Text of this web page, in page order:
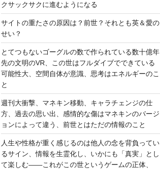
クサックサクに進むようになる
サイトの重たさの原因は？前世？それとも英＆愛の
せい？
とてつもないゴーグルの数で作られている数十億年
先の文明のVR、この世はフルダイブでできている
可能性大、空間自体が意識、思考はエネルギーのこ
と
週刊大衝撃、マネキン移動、キャラチェンジの仕
方、過去の思い出、感情的な傷はマネキンのバージ
ョンによって違う、前世とはただの情報のこと
人生や性格が重く感じるのは他人の念を背負ってい
るサイン、情報を生霊化し、いかにも「真実」とし
て楽しむ――これがこの世というゲームの正体、